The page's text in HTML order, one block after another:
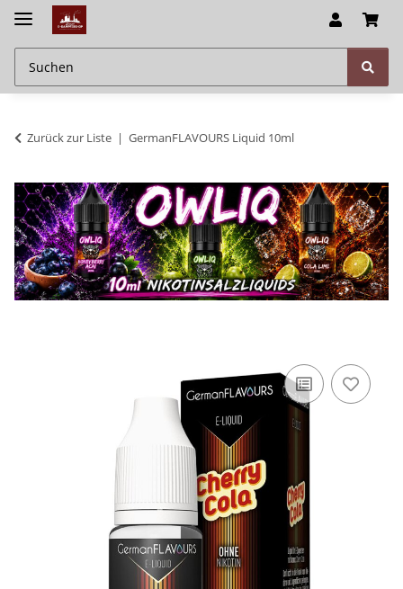
Zurück zur Liste GermanFLAVOURS Liquid 10ml